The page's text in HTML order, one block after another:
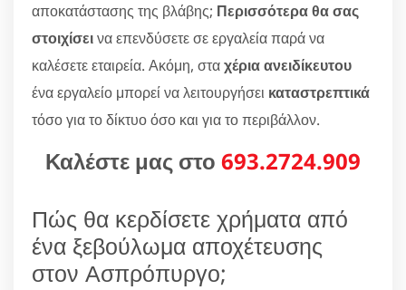
αποκατάστασης της βλάβης; Περισσότερα θα σας
στοιχίσεινα επενδύσετε σε εργαλεία παρά να
καλέσετε εταιρεία. Ακόμη, σταχέρια ανειδίκευτου
ένα εργαλείο μπορεί να λειτουργήσει καταστρεπτικά
τόσο για το δίκτυο όσο και για το περιβάλλον.
Καλέστε μας στο 693.2724.909
Πώς θα κερδίσετε χρήματα από
ένα ξεβούλωμα αποχέτευσης
στον Ασπρόπυργο;